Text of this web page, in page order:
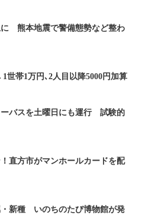
に 熊本地震で警備態勢など整わ
世帯1万円､2人目以降5000円加算
ーバスを土曜日にも運行 試験的
直方市がマンホールカードを配
・新種 いのちのたび博物館が発